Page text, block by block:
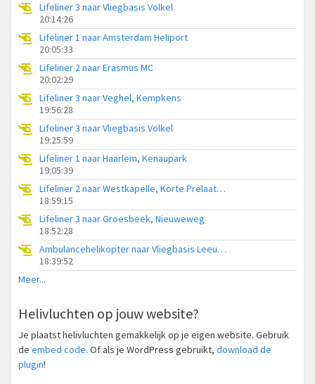
Lifeliner 3 naar Vliegbasis Volkel
20:14:26
Lifeliner 1 naar Amsterdam Heliport
20:05:33
Lifeliner 2 naar Erasmus MC
20:02:29
Lifeliner 3 naar Veghel, Kempkens
19:56:28
Lifeliner 3 naar Vliegbasis Volkel
19:25:59
Lifeliner 1 naar Haarlem, Kenaupark
19:05:39
Lifeliner 2 naar Westkapelle, Korte Prelaatweg
18:59:15
Lifeliner 3 naar Groesbeek, Nieuweweg
18:52:28
Ambulancehelikopter naar Vliegbasis Leeuwarden
18:39:52
Meer...
Helivluchten op jouw website?
Je plaatst helivluchten gemakkelijk op je eigen website. Gebruik
de embed code. Of als je WordPress gebruikt, download de
plugin!